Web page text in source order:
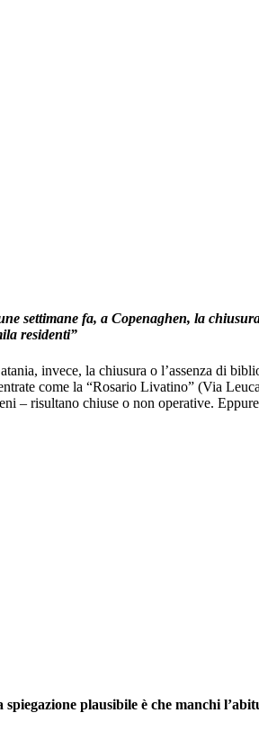
settimane fa, a Copenaghen, la
residenti”
invece, la chiusura o l’assenza di
come la “Rosario Livatino” (Via
– risultano chiuse o non operative.
spiegazione plausibile è che manchi l’